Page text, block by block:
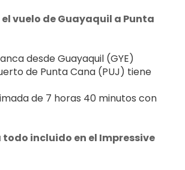
vuelo de Guayaquil a Punta
desde Guayaquil (GYE)
de Punta Cana (PUJ) tiene
de 7 horas 40 minutos con
todo incluido en el Impressive